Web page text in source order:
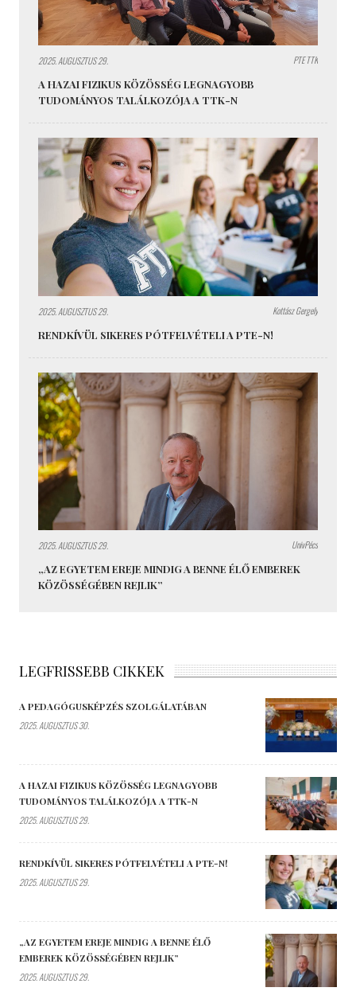
2025. AUGUSZTUS 29. PTE TTK
A HAZAI FIZIKUS KÖZÖSSÉG LEGNAGYOBB
TUDOMÁNYOS TALÁLKOZÓJA A TTK-N
2025. AUGUSZTUS 29. Kottász Gergely
RENDKÍVÜL SIKERES PÓTFELVÉTELI A PTE-N!
2025. AUGUSZTUS 29. UnivPécs
„AZ EGYETEM EREJE MINDIG A BENNE ÉLŐ EMBEREK
KÖZÖSSÉGÉBEN REJLIK”
LEGFRISSEBB CIKKEK
A PEDAGÓGUSKÉPZÉS SZOLGÁLATÁBAN
2025. AUGUSZTUS 30.
A HAZAI FIZIKUS KÖZÖSSÉG LEGNAGYOBB
TUDOMÁNYOS TALÁLKOZÓJA A TTK-N
2025. AUGUSZTUS 29.
RENDKÍVÜL SIKERES PÓTFELVÉTELI A PTE-N!
2025. AUGUSZTUS 29.
„AZ EGYETEM EREJE MINDIG A BENNE ÉLŐ
EMBEREK KÖZÖSSÉGÉBEN REJLIK”
2025. AUGUSZTUS 29.